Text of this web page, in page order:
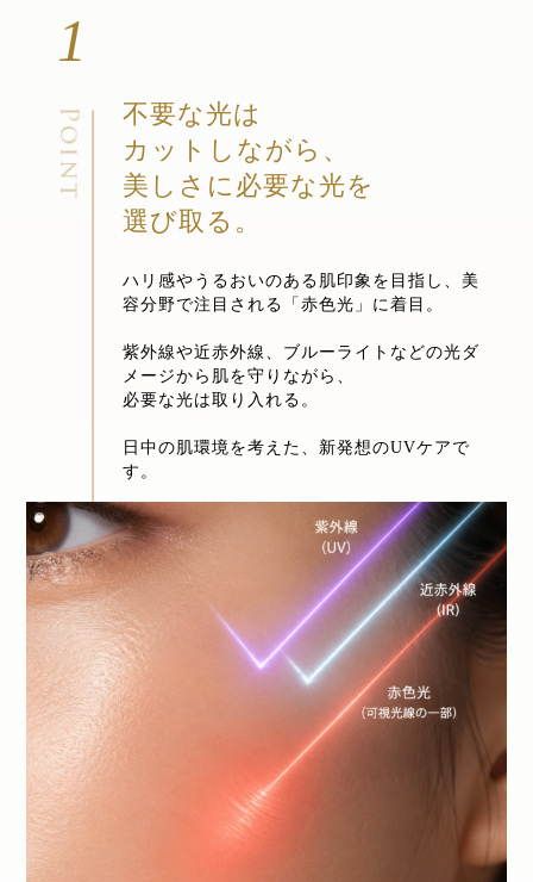
1
不要な光は
カットしながら、
美しさに必要な光を
選び取る。
ハリ感やうるおいのある肌印象を目指し、 美
容分野で注目される「赤色光」に着目。
紫外線や近赤外線、ブルーライトなどの光ダ
メージから肌を守りながら、
必要な光は取り入れる。
日中の肌環境を考えた、新発想のUVケアで
す。